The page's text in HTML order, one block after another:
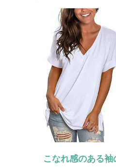
こなれ感のある